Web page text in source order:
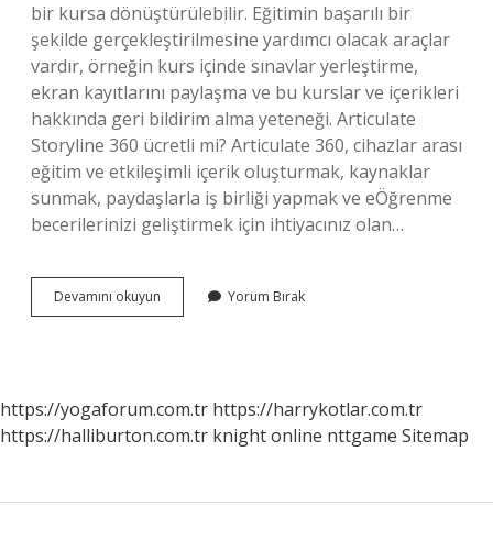
bir kursa dönüştürülebilir. Eğitimin başarılı bir
şekilde gerçekleştirilmesine yardımcı olacak araçlar
vardır, örneğin kurs içinde sınavlar yerleştirme,
ekran kayıtlarını paylaşma ve bu kurslar ve içerikleri
hakkında geri bildirim alma yeteneği. Articulate
Storyline 360 ücretli mi? Articulate 360, cihazlar arası
eğitim ve etkileşimli içerik oluşturmak, kaynaklar
sunmak, paydaşlarla iş birliği yapmak ve eÖğrenme
becerilerinizi geliştirmek için ihtiyacınız olan…
Devamını okuyun Articulate
Storyline
Yorum Bırak
https://yogaforum.com.tr https://harrykotlar.com.tr
https://halliburton.com.tr knight online nttgame Sitemap